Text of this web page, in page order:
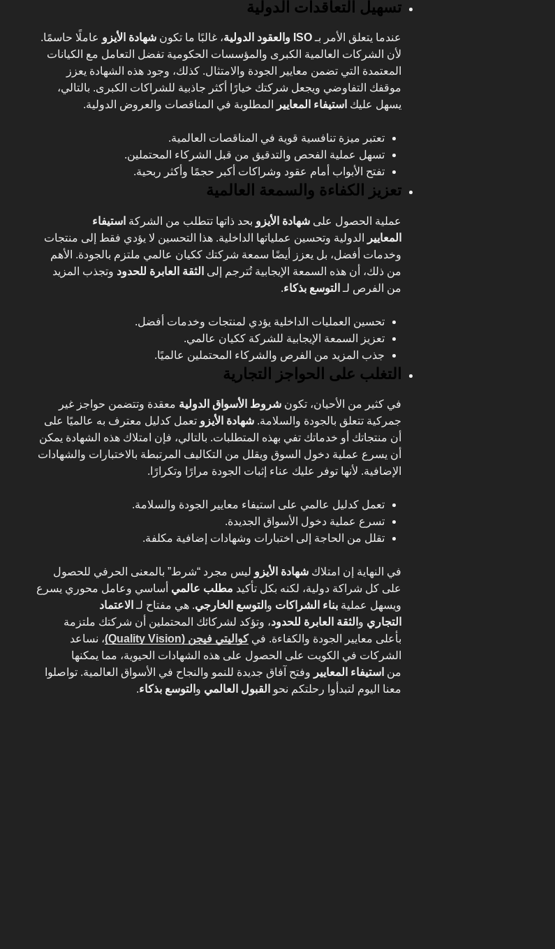
تسهيل التعاقدات الدولية
عندما يتعلق الأمر بـISO والعقود الدولية ، غالبًا ما تكون شهادة الأيزو عاملًا حاسمًا.
لأن الشركات العالمية الكبرى والمؤسسات الحكومية تفضل التعامل مع الكيانات
المعتمدة التي تضمن معايير الجودة والامتثال. كذلك، وجود هذه الشهادة يعزز
موقفك التفاوضي ويجعل شركتك خيارًا أكثر جاذبية للشراكات الكبرى. بالتالي،
يسهل عليك استيفاء المعايير المطلوبة في المناقصات والعروض الدولية.
تعتبر ميزة تنافسية قوية في المناقصات العالمية.
تسهل عملية الفحص والتدقيق من قبل الشركاء المحتملين.
تفتح الأبواب أمام عقود وشراكات أكبر حجمًا وأكثر ربحية.
تعزيز الكفاءة والسمعة العالمية
عملية الحصول على شهادة الأيزو بحد ذاتها تتطلب من الشركة استيفاء
المعايير
الدولية وتحسين عملياتها الداخلية. هذا التحسين لا يؤدي فقط إلى منتجات
وخدمات أفضل، بل يعزز أيضًا سمعة شركتك ككيان عالمي ملتزم بالجودة. الأهم
من ذلك، أن هذه السمعة الإيجابية تُترجم إلى الثقة العابرة للحدود وتجذب المزيد
من الفرص لـ التوسع بذكاء.
تحسين العمليات الداخلية يؤدي لمنتجات وخدمات أفضل.
تعزيز السمعة الإيجابية للشركة ككيان عالمي.
جذب المزيد من الفرص والشركاء المحتملين عالميًا.
التغلب على الحواجز التجارية
في كثير من الأحيان، تكون شروط الأسواق الدولية معقدة وتتضمن حواجز غير
جمركية تتعلق بالجودة والسلامة. شهادة الأيزو تعمل كدليل معترف به عالميًا على
أن منتجاتك أو خدماتك تفي بهذه المتطلبات. بالتالي، فإن امتلاك هذه الشهادة يمكن
أن يسرع عملية دخول السوق ويقلل من التكاليف المرتبطة بالاختبارات والشهادات
الإضافية. لأنها توفر عليك عناء إثبات الجودة مرارًا وتكرارًا.
تعمل كدليل عالمي على استيفاء معايير الجودة والسلامة.
تسرع عملية دخول الأسواق الجديدة.
تقلل من الحاجة إلى اختبارات وشهادات إضافية مكلفة.
في النهاية إن امتلاك شهادة الأيزو ليس مجرد “شرط” بالمعنى الحرفي للحصول
على كل شراكة دولية، لكنه بكل تأكيد مطلب عالمي أساسي وعامل محوري يسرع
ويسهل عملية بناء الشراكات و التوسع الخارجي. هي مفتاح لـ الاعتماد
التجاري و الثقة العابرة للحدود، وتؤكد لشركائك المحتملين أن شركتك ملتزمة
بأعلى معايير الجودة والكفاءة. في كواليتي فيجن (Quality Vision)
، نساعد
الشركات في الكويت على الحصول على هذه الشهادات الحيوية، مما يمكنها
من استيفاء المعايير وفتح آفاق جديدة للنمو والنجاح في الأسواق العالمية. تواصلوا
معنا اليوم لتبدأوا رحلتكم نحو القبول العالمي و التوسع بذكاء.